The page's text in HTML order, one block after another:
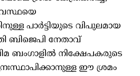
പാര്‍ട്ടിയുടെ വിപുലമായ
ബിജെപി നേതാവ്
ബംഗാളില്‍ നിക്ഷേപകരുടെ
ഈ ശ്രമം